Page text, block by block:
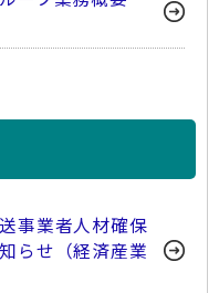
事業者人材確保
らせ（経済産業